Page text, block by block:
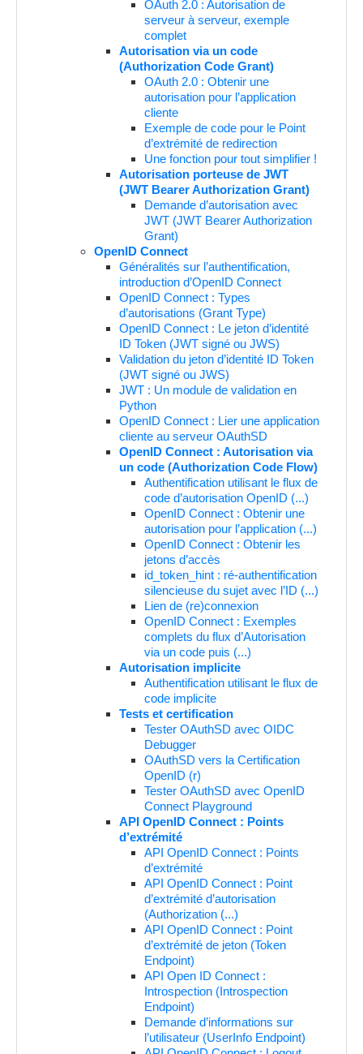
OAuth 2.0 : Autorisation de
serveur à serveur, exemple
complet
Autorisation via un code
(Authorization Code Grant)
OAuth 2.0 : Obtenir une
autorisation pour l’application
cliente
Exemple de code pour le Point
d’extrémité de redirection
Une fonction pour tout simplifier !
Autorisation porteuse de JWT
(JWT Bearer Authorization Grant)
Demande d’autorisation avec
JWT (JWT Bearer Authorization
Grant)
OpenID Connect
Généralités sur l’authentification,
introduction d’OpenID Connect
OpenID Connect : Types
d’autorisations (Grant Type)
OpenID Connect : Le jeton d’identité
ID Token (JWT signé ou JWS)
Validation du jeton d’identité ID Token
(JWT signé ou JWS)
JWT : Un module de validation en
Python
OpenID Connect : Lier une application
cliente au serveur OAuthSD
OpenID Connect : Autorisation via
un code (Authorization Code Flow)
Authentification utilisant le flux de
code d’autorisation OpenID (...)
OpenID Connect : Obtenir une
autorisation pour l’application (...)
OpenID Connect : Obtenir les
jetons d’accès
id_token_hint : ré-authentification
silencieuse du sujet avec l’ID (...)
Lien de (re)connexion
OpenID Connect : Exemples
complets du flux d’Autorisation
via un code puis (...)
Autorisation implicite
Authentification utilisant le flux de
code implicite
Tests et certification
Tester OAuthSD avec OIDC
Debugger
OAuthSD vers la Certification
OpenID (r)
Tester OAuthSD avec OpenID
Connect Playground
API OpenID Connect : Points
d’extrémité
API OpenID Connect : Points
d’extrémité
API OpenID Connect : Point
d’extrémité d’autorisation
(Authorization (...)
API OpenID Connect : Point
d’extrémité de jeton (Token
Endpoint)
API Open ID Connect :
Introspection (Introspection
Endpoint)
Demande d’informations sur
l’utilisateur (UserInfo Endpoint)